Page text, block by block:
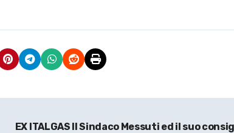
EX ITALGAS Il Sindaco Messuti ed il suo